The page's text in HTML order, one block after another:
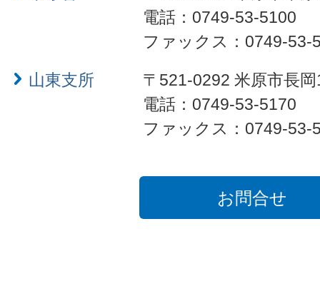
電話：0749-53-5100
ファックス：0749-53-
山東支所
〒521-0292 米原市長
電話：0749-53-5170
ファックス：0749-53-
お問合せ